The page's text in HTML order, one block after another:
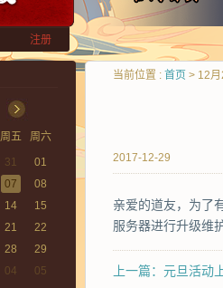
注册
周五
周六
31
01
07
08
14
15
21
22
28
29
04 05
当前位置 : 首页 > 12
2017-12-29
亲爱的道友，为了
服务器进行升级维
上一篇：元旦活动